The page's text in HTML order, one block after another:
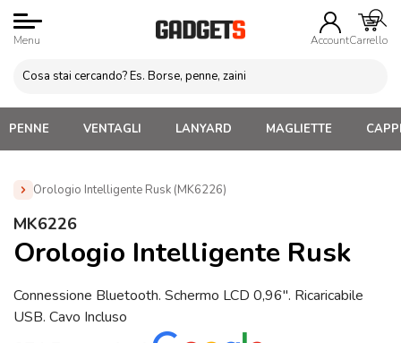
Menu AccountCarrello
PENNE VENTAGLI LANYARD MAGLIETTE
Orologio Intelligente Rusk (MK6226)
Home »
MK6226
Orologio Intelligente Rusk
Connessione Bluetooth. Schermo LCD 0,96″. Ricaricabile
USB. Cavo Incluso